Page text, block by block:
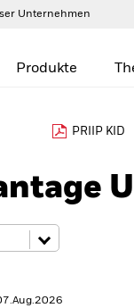
Unternehmen
Produkte
PRIIP KID